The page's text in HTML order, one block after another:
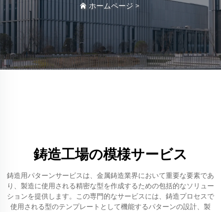
ホームページ >
鋳造工場の模様サービス
鋳造用パターンサービスは、金属鋳造業界において重要な要素であ
り、製造に使用される精密な型を作成するための包括的なソリュー
ションを提供します。この専門的なサービスには、鋳造プロセスで
使用される型のテンプレートとして機能するパターンの設計、製